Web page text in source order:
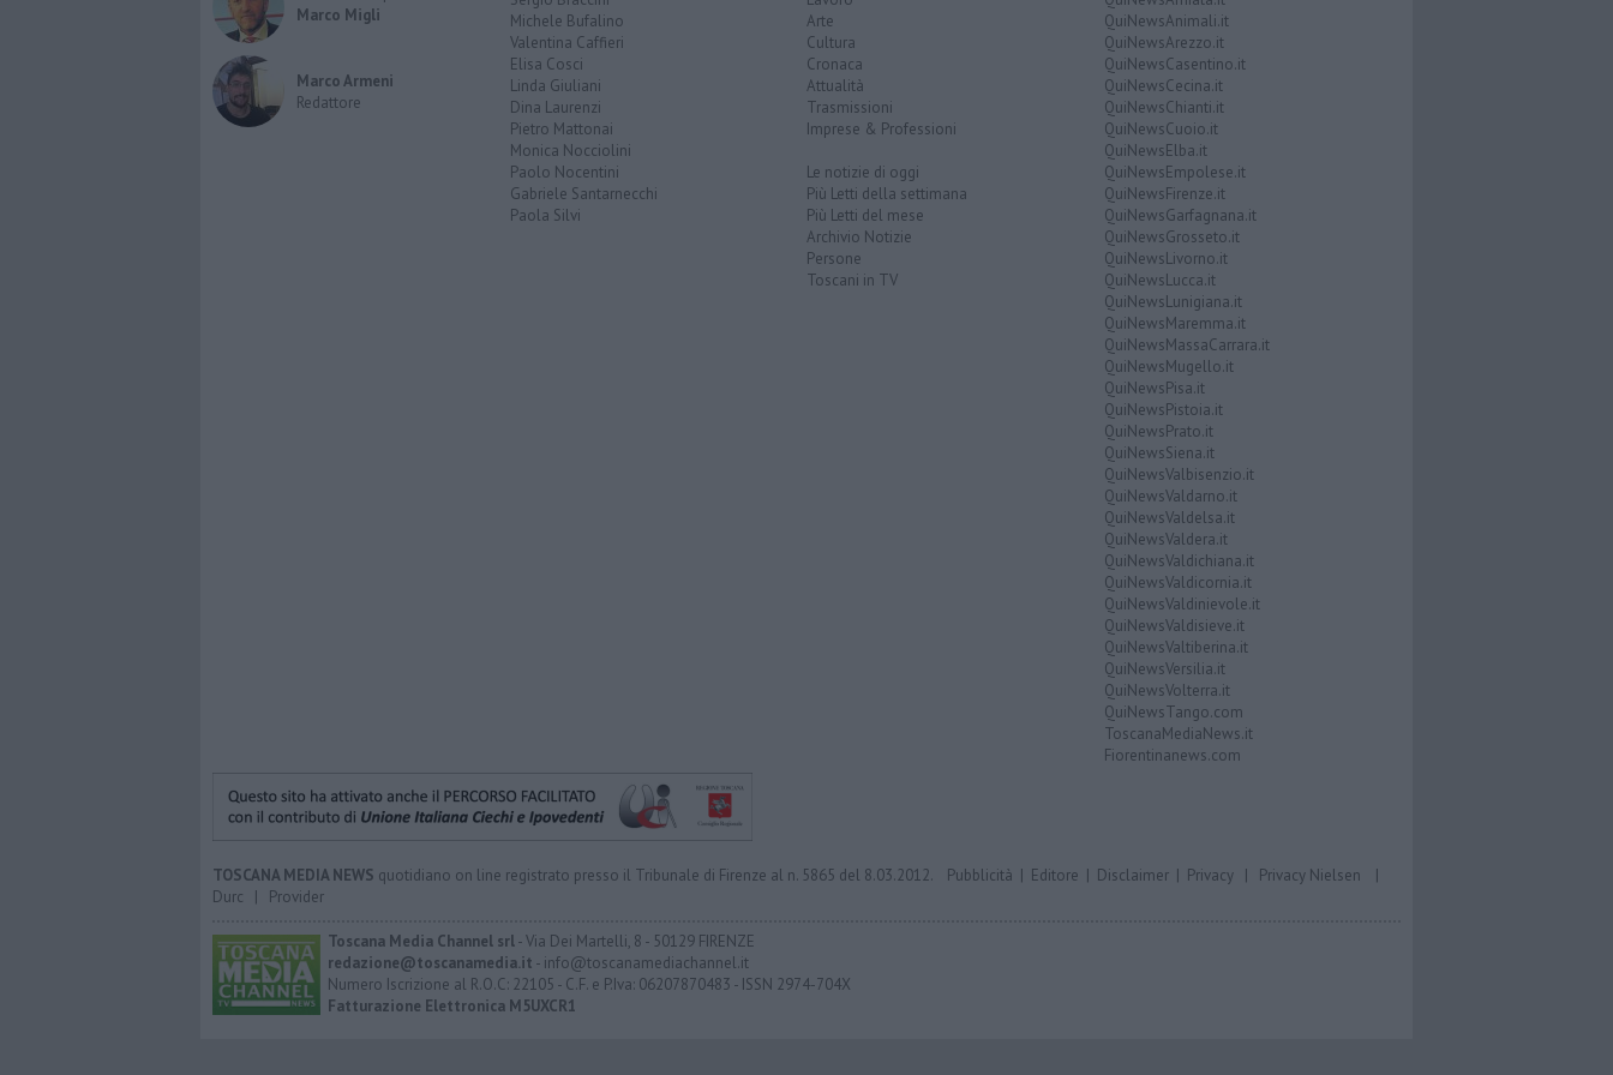
Marco Migli
Marco Armeni
Redattore
Michele Bufalino
Valentina Caffieri
Elisa Cosci
Linda Giuliani
Dina Laurenzi
Pietro Mattonai
Monica Nocciolini
Paolo Nocentini
Gabriele Santarnecchi
Paola Silvi
Arte
Cultura
Cronaca
Attualità
Trasmissioni
Imprese & Professioni
Le notizie di oggi
Più Letti della settimana
Più Letti del mese
Archivio Notizie
Persone
Toscani in TV
QuiNewsAnimali.it
QuiNewsArezzo.it
QuiNewsCasentino.it
QuiNewsCecina.it
QuiNewsChianti.it
QuiNewsCuoio.it
QuiNewsElba.it
QuiNewsEmpolese.it
QuiNewsFirenze.it
QuiNewsGarfagnana.it
QuiNewsGrosseto.it
QuiNewsLivorno.it
QuiNewsLucca.it
QuiNewsLunigiana.it
QuiNewsMaremma.it
QuiNewsMassaCarrara.it
QuiNewsMugello.it
QuiNewsPisa.it
QuiNewsPistoia.it
QuiNewsPrato.it
QuiNewsSiena.it
QuiNewsValbisenzio.it
QuiNewsValdarno.it
QuiNewsValdelsa.it
QuiNewsValdera.it
QuiNewsValdichiana.it
QuiNewsValdicornia.it
QuiNewsValdinievole.it
QuiNewsValdisieve.it
QuiNewsValtiberina.it
QuiNewsVersilia.it
QuiNewsVolterra.it
QuiNewsTango.com
ToscanaMediaNews.it
Fiorentinanews.com
TOSCANA MEDIA NEWS quotidiano on line registrato presso il Tribunale di Firenze al n. 5865 del 8.03.2012. Pubblicità | Editore | Disclaimer | Privacy | Privacy Nielsen |
Durc | Provider
Toscana Media Channel srl- Via Dei Martelli, 8 - 50129 FIRENZE
redazione@toscanamedia.it - info@toscanamediachannel.it
Numero Iscrizione al R.O.C: 22105 - C.F. e P.Iva: 06207870483 - ISSN 2974-704X
Fatturazione Elettronica M5UXCR1